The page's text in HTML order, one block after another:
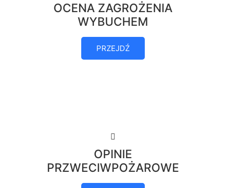
OCENA ZAGROŻENIA
WYBUCHEM
PRZEJDŹ
OPINIE
PRZWECIWPOŻAROWE